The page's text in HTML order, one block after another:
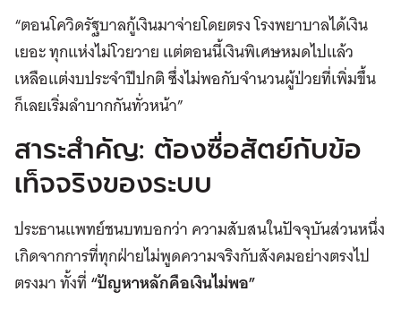
“ตอนโควิดรัฐบาลกู้เงินมาจ่ายโดยตรง โรงพยาบาลได้เงิน
เยอะ ทุกแห่งไม่โวยวาย แต่ตอนนี้เงินพิเศษหมดไปแล้ว
เหลือแต่งบประจำปีปกติ ซึ่งไม่พอกับจำนวนผู้ป่วยที่เพิ่มขึ้น
ก็เลยเริ่มลำบากกันทั่วหน้า”
สาระสำคัญ: ต้องซื่อสัตย์กับข้อ
เท็จจริงของระบบ
ประธานแพทย์ชนบทบอกว่า ความสับสนในปัจจุบันส่วนหนึ่ง
เกิดจากการที่ทุกฝ่ายไม่พูดความจริงกับสังคมอย่างตรงไป
ตรงมา ทั้งที่“ปัญหาหลักคือเงินไม่พอ”